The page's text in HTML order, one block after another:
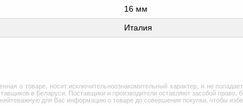
16 мм
Италия
о товаре, носит исключительноознакомительный характер, и не
в Беларуси. Поставщики и производители оставляют засобой право,
для Вас информацию о товаре до совершения покупки, чтобы